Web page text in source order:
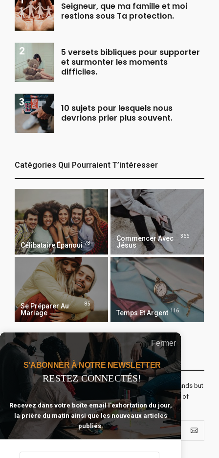
Seigneur, que ma famille et moi
restions sous Ta protection.
5 versets bibliques pour supporter
et surmonter les moments
difficiles.
10 sujets pour lesquels nous
devrions prier plus souvent.
Catégories Qui Pourraient T’intéresser
Célibataire Épanoui 78
Commencer Avec
Jésus
366
Se Préparer Au
Mariage
85
Temps Et Argent 116
Recevoir Notre Newsletter Chaque Matin
The real voyage of discovery consists not in seeking new lands but
seeing with new eyes. All journeys have secret destinations of
which the traveler is unaware.
Fermer
S'ABONNER À NOTRE NEWSLETTER
RESTEZ CONNECTÉS!
Recevez dans votre boîte email l'exhortation du jour,
la prière du matin ainsi que les nouveaux articles
publiés.